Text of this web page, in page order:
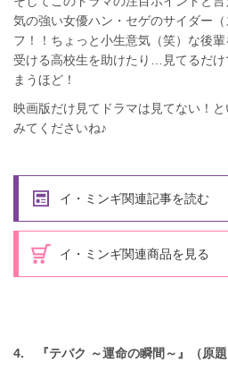
気の強い女優ハン・セゲのサイダー
フ！！ちょっと小生意気（笑）な後
受ける高校生を助けたり…見てるだけ
まうほど！
映画版だけ見てドラマは見てない！
みてくださいね♪
イ・ミンギ関連記事を読む
イ・ミンギ関連商品を見る
4. 『テバク ～運命の瞬間～』（原題